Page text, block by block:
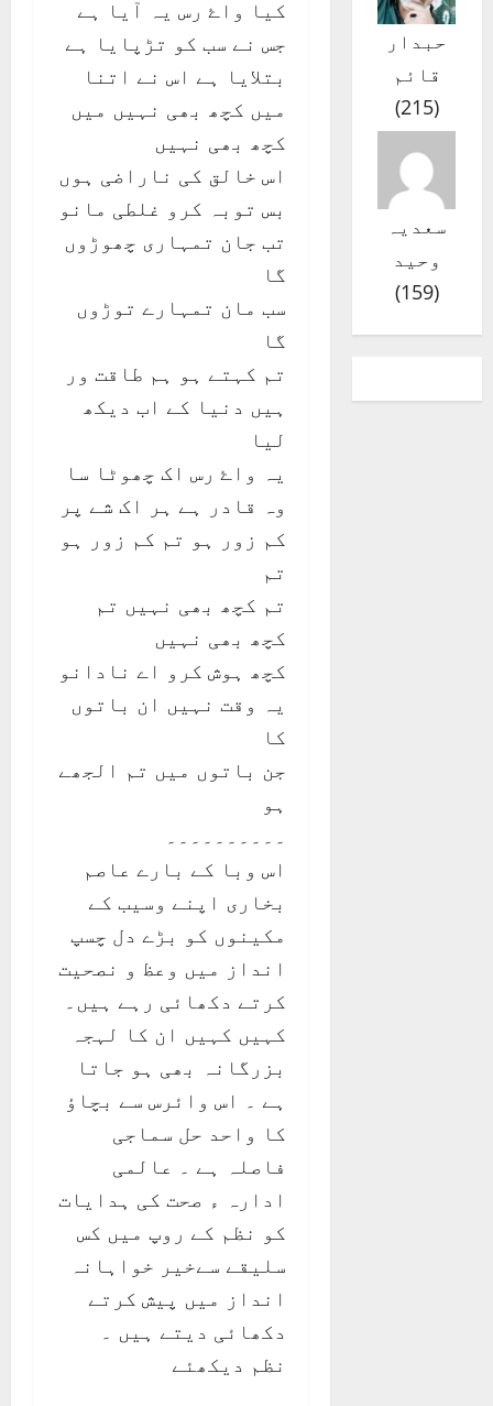
کیا واۓ رس یہ آیا ہے
جس نے سب کو تڑپایا ہے
بتلایا ہے اس نے اتنا
میں کچھ بھی نہیں میں
کچھ بھی نہیں
اس خالق کی ناراضی ہوں
بس توبہ کرو غلطی مانو
تب جان تمہاری چھوڑوں
گا
سب مان تمہارے توڑوں
گا
تم کہتے ہو ہم طاقت ور
ہیں دنیا کے اب دیکھ
یہ واۓ رس اک چھوٹا سا
وہ قادر ہے ہر اک شے پر
کم زور ہو تم کم زور ہو
تم کچھ بھی نہیں تم
کچھ بھی نہیں
کچھ ہوش کرو اے نادانو
یہ وقت نہیں ان باتوں
جن باتوں میں تم الجھے
۔۔۔۔۔۔۔۔۔۔
اس وبا کے بارے عاصم
بخاری اپنے وسیب کے
مکینوں کو بڑے دل چسپ
انداز میں وعظ و نصحیت
کرتے دکھائی رہے ہیں۔
کہیں کہیں ان کا لہجہ
بزرگانہ بھی ہو جاتا
ہے ۔ اس وائرس سے بچاؤ
کا واحد حل سماجی
فاصلہ ہے ۔ عالمی
ادارہ ء صحت کی ہدایات
کو نظم کے روپ میں کس
سلیقے سےخیر خواہانہ
انداز میں پیش کرتے
دکھائی دیتے ہیں ۔